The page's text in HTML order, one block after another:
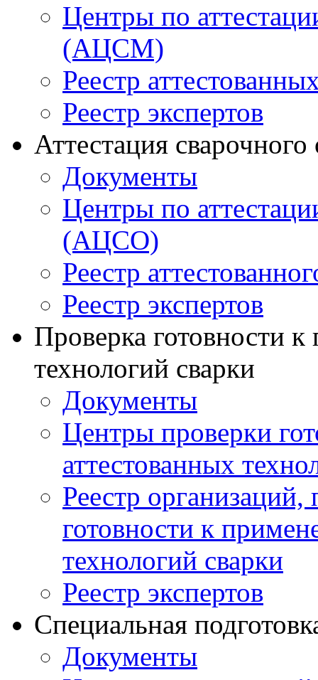
Центры по
(АЦСМ)
Реестр
Реестр экспертов
Аттестация
Документы
Центры по
(АЦСО)
Реестр
Реестр экспертов
Проверка готовности
технологий сварки
Документы
Центры проверки
аттестованных
Реестр
готовности к
технологий сварки
Реестр экспертов
Специальная
Документы